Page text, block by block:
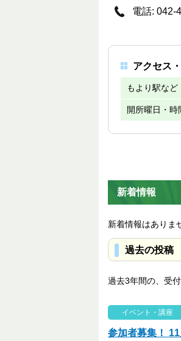
電話: 042-
アクセス
もより駅など
開所曜日・時
新着情報
新着情報はありま
過去の投稿
過去3年間の、受
イベント・講座
参加者募集！